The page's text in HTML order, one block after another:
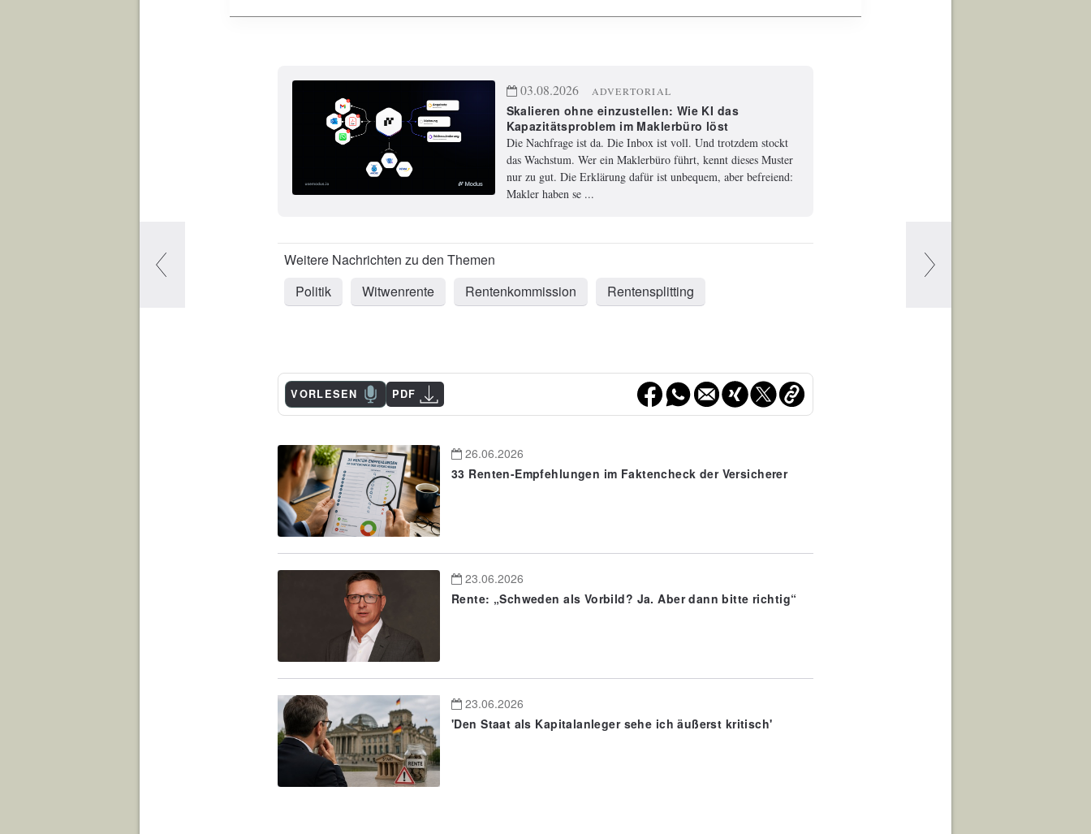
03.08.2026 ADVERTORIAL
Skalieren ohne einzustellen: Wie KI das
Kapazitätsproblem im Maklerbüro löst
Die Nachfrage ist da. Die Inbox ist voll. Und trotzdem stockt
das Wachstum. Wer ein Maklerbüro führt, kennt dieses Muster
nur zu gut. Die Erklärung dafür ist unbequem, aber befreiend:
Makler haben se ...
Politik Witwenrente Rentenkommission Rentensplitting
VORLESEN PDF
26.06.2026
33 Renten-Empfehlungen im Faktencheck der Versicherer
23.06.2026
Rente: „Schweden als Vorbild? Ja. Aber dann bitte richtig“
23.06.2026
'Den Staat als Kapitalanleger sehe ich äußerst kritisch'